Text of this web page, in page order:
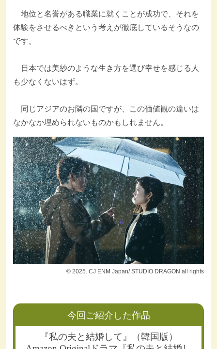
地位と名誉がある職業に就くことが成功で、それを
体験をさせるべきという考えが徹底しているそうなの
です。
日本では美紗のような生き方を選び幸せを感じる人
も少なくないはず。
同じアジアのお隣の国ですが、この価値観の違いは
なかなか埋められないものかもしれません。
© 2025. CJ ENM Japan/ STUDIO DRAGON all rights
今回ご紹介した作品
『私の夫と結婚して』（韓国版）